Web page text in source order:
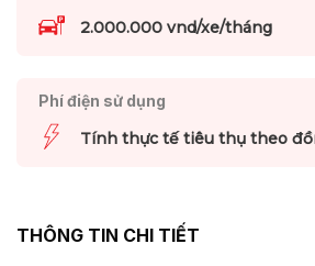
2.000.000 vnd/xe/tháng
Phí điện sử dụng
Tính thực tế tiêu thụ theo
THÔNG TIN CHI TIẾT